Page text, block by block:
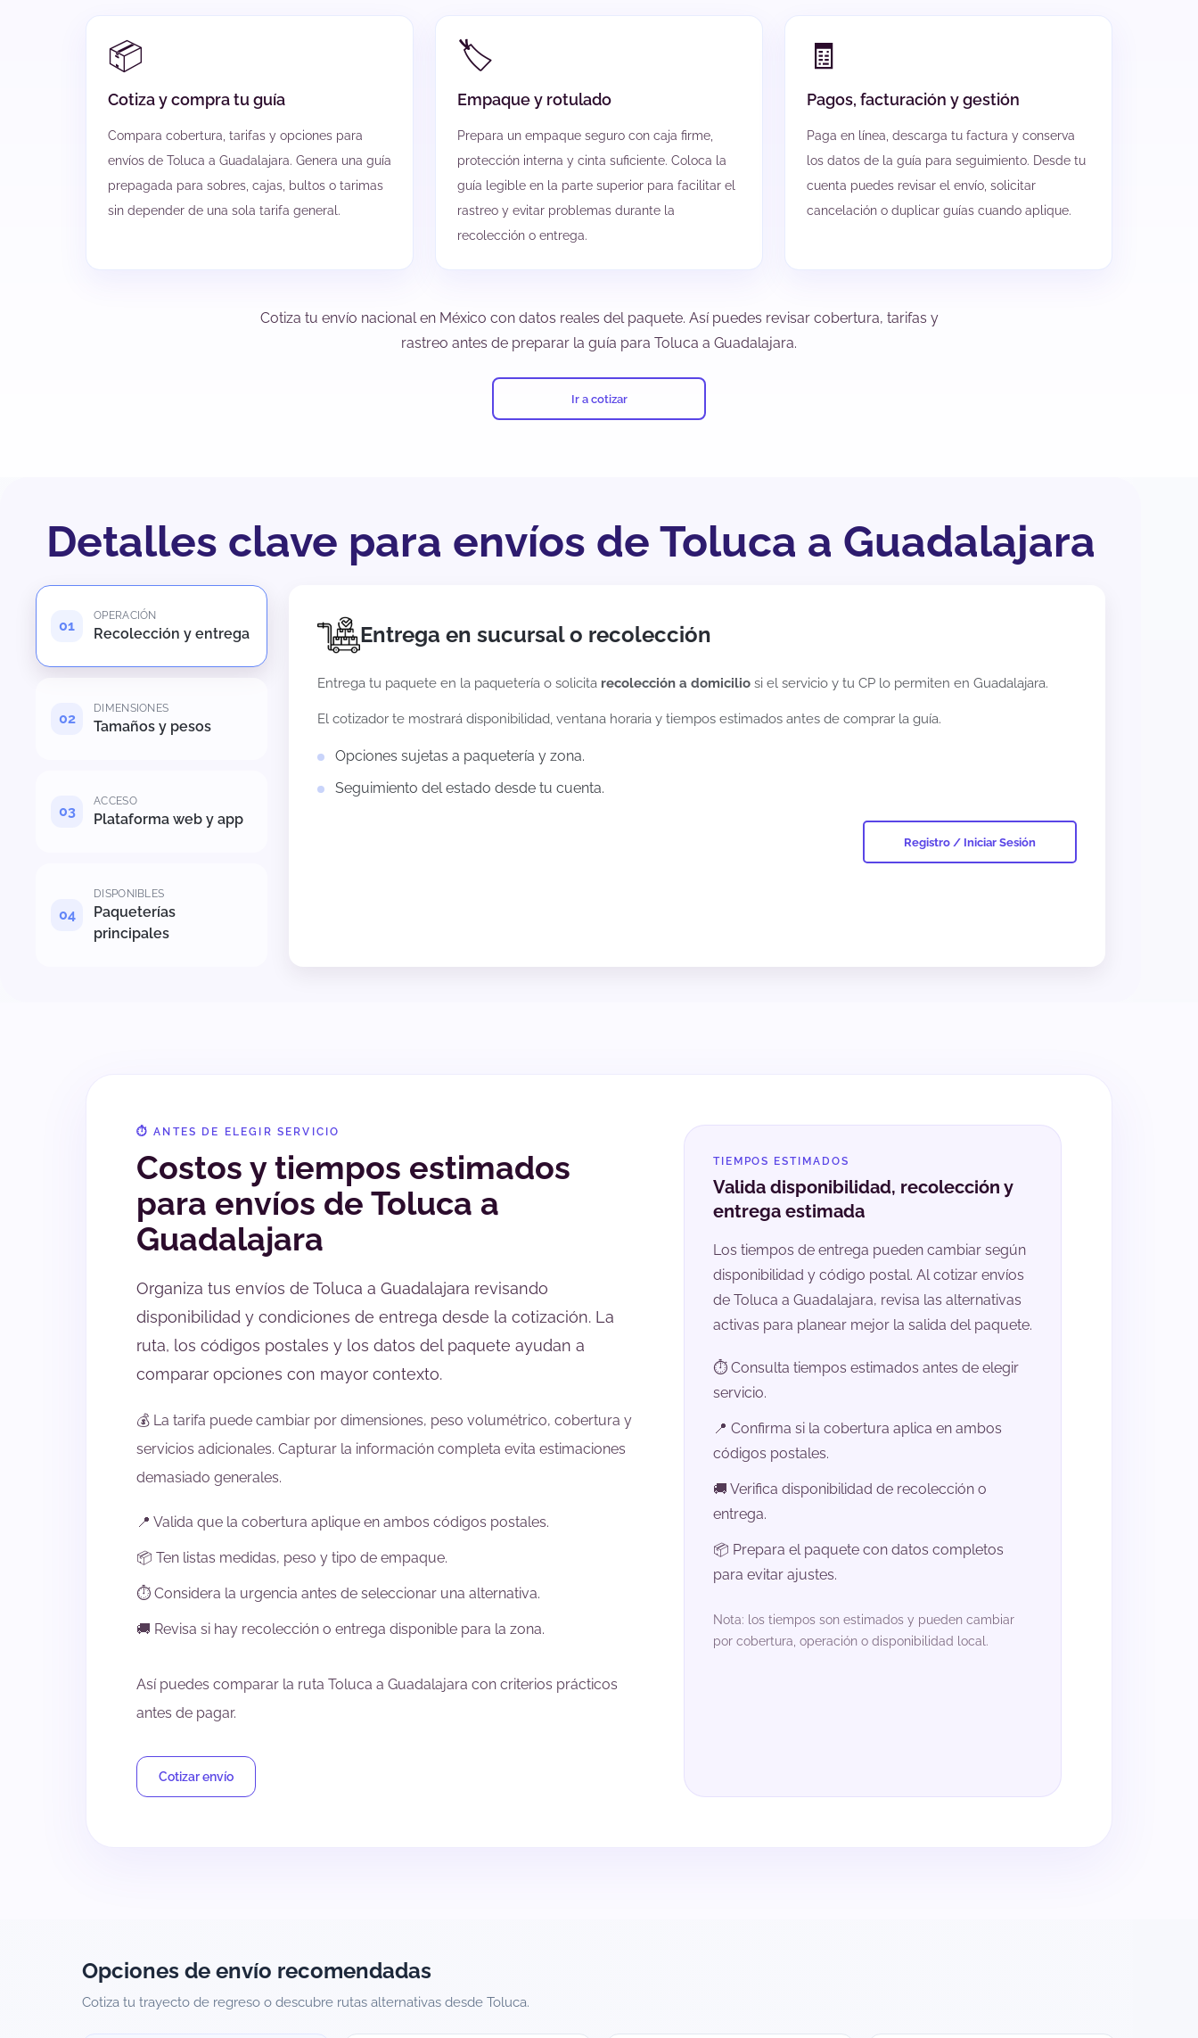
📦
Cotiza y compra tu guía
Compara cobertura, tarifas y opciones para
envíos de Toluca a Guadalajara. Genera una guía
prepagada para sobres, cajas, bultos o tarimas
sin depender de una sola tarifa general.
🏷️
Empaque y rotulado
Prepara un empaque seguro con caja firme,
protección interna y cinta suficiente. Coloca la
guía legible en la parte superior para facilitar el
rastreo y evitar problemas durante la
recolección o entrega.
🧾
Pagos, facturación y gestión
Paga en línea, descarga tu factura y conserva
los datos de la guía para seguimiento. Desde tu
cuenta puedes revisar el envío, solicitar
cancelación o duplicar guías cuando aplique.
Cotiza tu envío nacional en México con datos reales del paquete. Así puedes revisar cobertura, tarifas y
rastreo antes de preparar la guía para Toluca a Guadalajara.
Ir a cotizar
Detalles clave para envíos de Toluca a Guadalajara
OPERACIÓN
Recolección y entrega
DIMENSIONES
Tamaños y pesos
ACCESO
Plataforma web y app
DISPONIBLES
Paqueterías
principales
Entrega en sucursal o recolección
Entrega tu paquete en la paquetería o solicita recolección a domicilio si el servicio y tu CP lo permiten en Guadalajara.
El cotizador te mostrará disponibilidad, ventana horaria y tiempos estimados antes de comprar la guía.
Opciones sujetas a paquetería y zona.
Seguimiento del estado desde tu cuenta.
Registro / Iniciar Sesión
⏱️ ANTES DE ELEGIR SERVICIO
Costos y tiempos estimados
para envíos de Toluca a
Guadalajara
Organiza tus envíos de Toluca a Guadalajara revisando
disponibilidad y condiciones de entrega desde la cotización. La
ruta, los códigos postales y los datos del paquete ayudan a
comparar opciones con mayor contexto.
💰 La tarifa puede cambiar por dimensiones, peso volumétrico, cobertura y
servicios adicionales. Capturar la información completa evita estimaciones
demasiado generales.
📍 Valida que la cobertura aplique en ambos códigos postales.
📦 Ten listas medidas, peso y tipo de empaque.
⏱️ Considera la urgencia antes de seleccionar una alternativa.
🚚 Revisa si hay recolección o entrega disponible para la zona.
Así puedes comparar la ruta Toluca a Guadalajara con criterios prácticos
antes de pagar.
Cotizar envío
TIEMPOS ESTIMADOS
Valida disponibilidad, recolección y
entrega estimada
Los tiempos de entrega pueden cambiar según
disponibilidad y código postal. Al cotizar envíos
de Toluca a Guadalajara, revisa las alternativas
activas para planear mejor la salida del paquete.
⏱️ Consulta tiempos estimados antes de elegir
servicio.
📍 Confirma si la cobertura aplica en ambos
códigos postales.
🚚 Verifica disponibilidad de recolección o
entrega.
📦 Prepara el paquete con datos completos
para evitar ajustes.
Nota: los tiempos son estimados y pueden cambiar
por cobertura, operación o disponibilidad local.
Opciones de envío recomendadas
Cotiza tu trayecto de regreso o descubre rutas alternativas desde Toluca.